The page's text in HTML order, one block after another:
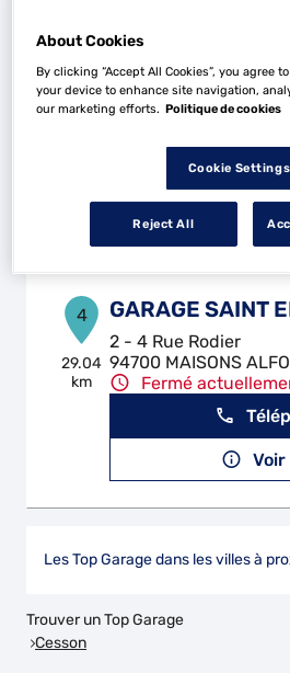
3 RENOV AUTOS
24 Avenue Maurice
77330 OZOIR LE
Fermé
4
29.04
km
GARAGE SAINT
2 - 4 Rue Rodier
94700 MAISONS
Fermé
Voir
Les Top Garage dans les villes à
Trouver un Top Garage
Cesson
About Cookies
By clicking “Accept All Cookies”, you agree
your device to enhance site navigation,
our marketing efforts. Politique de cookies
Cookie Settings
Reject All